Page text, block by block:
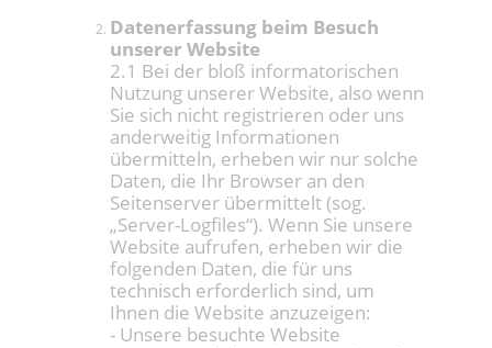
Datenerfassung beim Besuch
unserer Website
2.1 Bei der bloß informatorischen
Nutzung unserer Website, also wenn
Sie sich nicht registrieren oder uns
anderweitig Informationen
übermitteln, erheben wir nur solche
Daten, die Ihr Browser an den
Seitenserver übermittelt (sog.
„Server-Logfiles“). Wenn Sie unsere
Website aufrufen, erheben wir die
folgenden Daten, die für uns
technisch erforderlich sind, um
Ihnen die Website anzuzeigen:
- Unsere besuchte Website